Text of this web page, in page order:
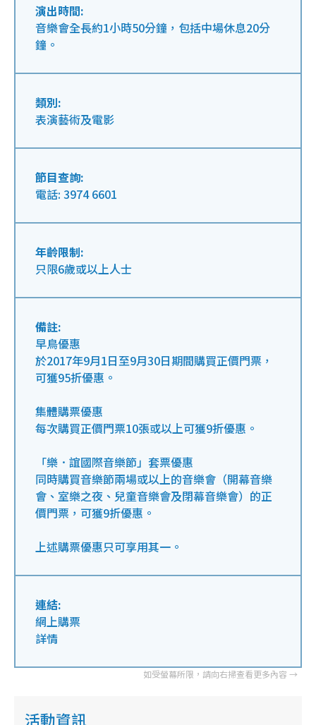
演出時間:
音樂會全長約1小時50分鐘，包括中場休息20分
鐘。
類別:
表演藝術及電影
節目查詢:
電話: 3974 6601
年齡限制:
只限6歲或以上人士
備註:
早鳥優惠
於2017年9月1日至9月30日期間購買正價門票，
可獲95折優惠。
集體購票優惠
每次購買正價門票10張或以上可獲9折優惠。
「樂．誼國際音樂節」套票優惠
同時購買音樂節兩場或以上的音樂會（開幕音樂
會、室樂之夜、兒童音樂會及閉幕音樂會）的正
價門票，可獲9折優惠。
上述購票優惠只可享用其一。
連結:
網上購票
詳情
活動資訊